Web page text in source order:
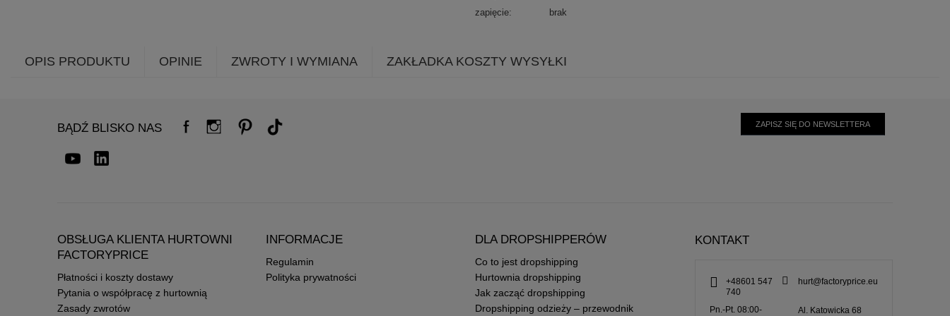
zapięcie
brak
OPIS PRODUKTU OPINIE ZWROTY I WYMIANA ZAKŁADKA KOSZTY WYSYŁKI
BĄDŹ BLISKO NAS ZAPISZ SIĘ DO NEWSLETTERA
OBSŁUGA KLIENTA HURTOWNI
FACTORYPRICE
Płatności i koszty dostawy
Pytania o współpracę z hurtownią
Zasady zwrotów
INFORMACJE
Regulamin
Polityka prywatności
DLA DROPSHIPPERÓW
Co to jest dropshipping
Hurtownia dropshipping
Jak zacząć dropshipping
Dropshipping odzieży – przewodnik
KONTAKT
+48601 547
740
hurt@factoryprice.eu
Pn.-Pt. 08:00-
Al. Katowicka 68